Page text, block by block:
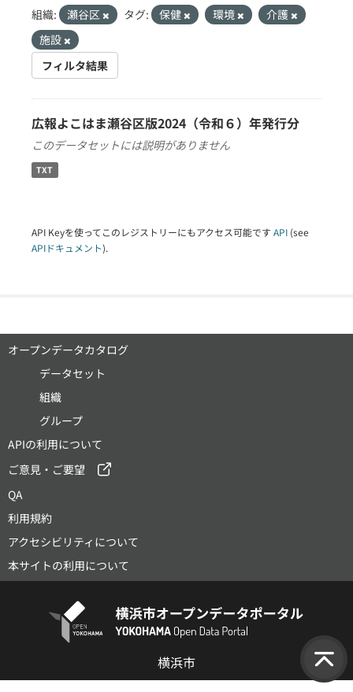
組織: 瀬谷区 タグ: 保健 環境
介護
施設
フィルタ結果
広報よこはま瀬谷区版2024（令和６）年発行分
このデータセットには説明がありません
TXT
API Keyを使ってこのレジストリーにもアクセス可能です API (see
APIドキュメント).
オープンデータカタログ
データセット
組織
グループ
APIの利用について
ご意見・ご要望
QA
利用規約
アクセシビリティについて
本サイトの利用について
横浜市